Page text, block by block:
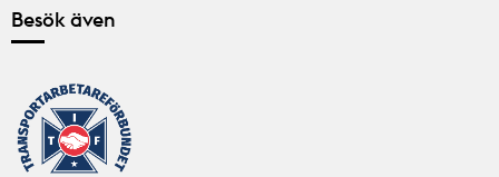
Besök även